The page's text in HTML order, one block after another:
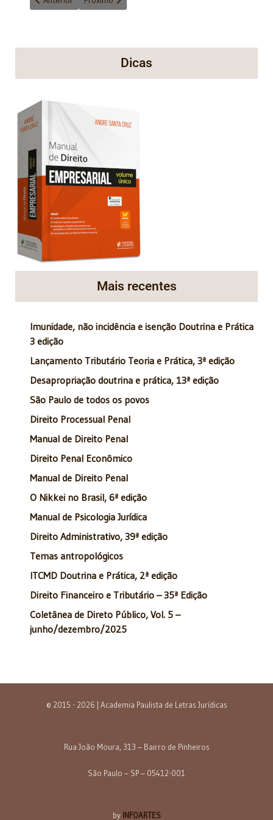
Dicas
Mais recentes
Imunidade, não incidência e isenção Doutrina e Prática
3 edição
Lançamento Tributário Teoria e Prática, 3ª edição
Desapropriação doutrina e prática, 13ª edição
São Paulo de todos os povos
Direito Processual Penal
Manual de Direito Penal
Direito Penal Econômico
Manual de Direito Penal
O Nikkei no Brasil, 6ª edição
Manual de Psicologia Jurídica
Direito Administrativo, 39ª edição
Temas antropológicos
ITCMD Doutrina e Prática, 2ª edição
Direito Financeiro e Tributário – 35ª Edição
Coletânea de Direto Público, Vol. 5 –
junho/dezembro/2025
© 2015 - 2026 | Academia Paulista de Letras Jurídicas
Rua João Moura, 313 – Bairro de Pinheiros
São Paulo – SP – 05412-001
by INFOARTES